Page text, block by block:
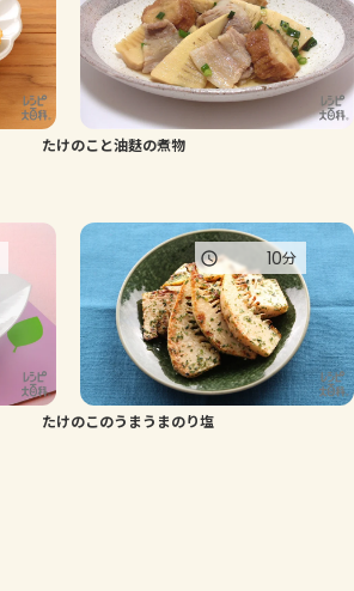
たけのこと油麩の煮物
たけのこのうまうまのり塩
10分